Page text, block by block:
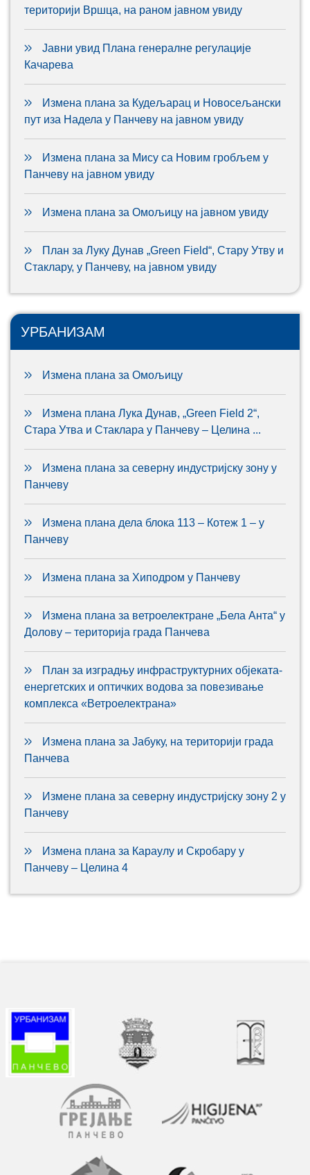
територији Вршца, на раном јавном увиду
Јавни увид Плана генералне регулације
Качарева
Измена плана за Кудељарац и Новосељански
пут иза Надела у Панчеву на јавном увиду
Измена плана за Мису са Новим гробљем у
Панчеву на јавном увиду
Измена плана за Омољицу на јавном увиду
План за Луку Дунав „Green Field“, Стару Утву и
Стаклару, у Панчеву, на јавном увиду
УРБАНИЗАМ
Измена плана за Омољицу
Измена плана Лука Дунав, „Green Field 2“,
Стара Утва и Стаклара у Панчеву – Целина ...
Измена плана за северну индустријску зону у
Панчеву
Измена плана дела блока 113 – Котеж 1 – у
Панчеву
Измена плана за Хиподром у Панчеву
Измена плана за ветроелектране „Бела Анта“ у
Долову – територија града Панчева
План за изградњу инфраструктурних објеката-
енергетских и оптичких водова за повезивање
комплекса «Ветроелектрана»
Измена плана за Јабуку, на територији града
Панчева
Измене плана за северну индустријску зону 2 у
Панчеву
Измена плана за Караулу и Скробару у
Панчеву – Целина 4